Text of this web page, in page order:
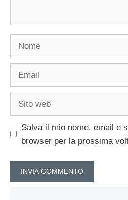
Salva il mio nome, email e
browser per la prossima